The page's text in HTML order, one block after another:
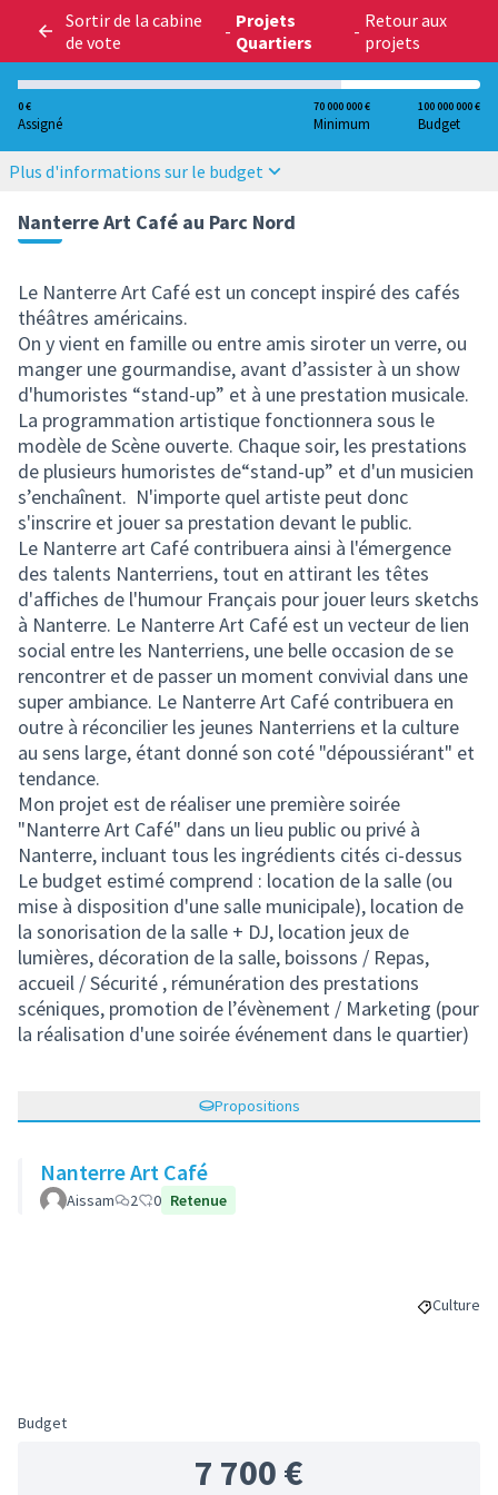
Sortir de la cabine
de vote
- Projets
Quartiers
- Retour aux
projets
0 €
Assigné
70 000 000 €
Minimum
100 000 000 €
Budget
Plus d'informations sur le budget
Nanterre Art Café au Parc Nord
Le Nanterre Art Café est un concept inspiré des cafés
théâtres américains.
On y vient en famille ou entre amis siroter un verre, ou
manger une gourmandise, avant d’assister à un show
d'humoristes “stand-up” et à une prestation musicale.
La programmation artistique fonctionnera sous le
modèle de Scène ouverte. Chaque soir, les prestations
de plusieurs humoristes de“stand-up” et d'un musicien
s’enchaînent. N'importe quel artiste peut donc
s'inscrire et jouer sa prestation devant le public.
Le Nanterre art Café contribuera ainsi à l'émergence
des talents Nanterriens, tout en attirant les têtes
d'affiches de l'humour Français pour jouer leurs sketchs
à Nanterre. Le Nanterre Art Café est un vecteur de lien
social entre les Nanterriens, une belle occasion de se
rencontrer et de passer un moment convivial dans une
super ambiance. Le Nanterre Art Café contribuera en
outre à réconcilier les jeunes Nanterriens et la culture
au sens large, étant donné son coté "dépoussiérant" et
tendance.
Mon projet est de réaliser une première soirée
"Nanterre Art Café" dans un lieu public ou privé à
Nanterre, incluant tous les ingrédients cités ci-dessus
Le budget estimé comprend : location de la salle (ou
mise à disposition d'une salle municipale), location de
la sonorisation de la salle + DJ, location jeux de
lumières, décoration de la salle, boissons / Repas,
accueil / Sécurité , rémunération des prestations
scéniques, promotion de l’évènement / Marketing (pour
la réalisation d'une soirée événement dans le quartier)
Propositions
Nanterre Art Café
Aissam 2 0 Retenue
Filtrer
Culture
Budget
7 700 €